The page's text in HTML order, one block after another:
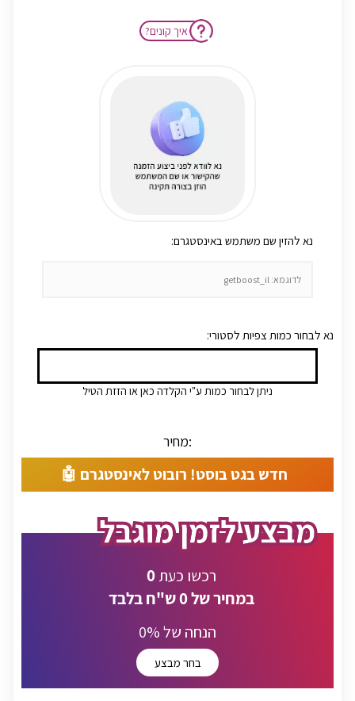
:נא לבחור כמות צפיות לסטורי
ניתן לבחור כמות ע"י הקלדה כאן או הזזת הטיל
מחיר:
חדש בגט בוסט! רובוט לאינסטגרם 🤖
0 % הנחה של
בחר מבצע
רכשו כעת0
במחיר של0ש"ח בלבד
?איך קונים
:נא להזין שם משתמש באינסטגרם